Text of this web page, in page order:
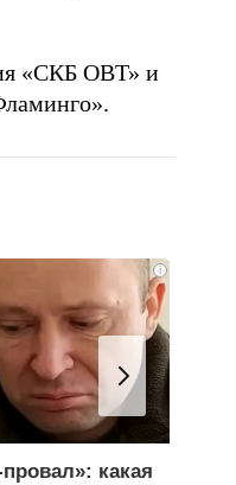
«СКБ ОВТ» и
i
какая